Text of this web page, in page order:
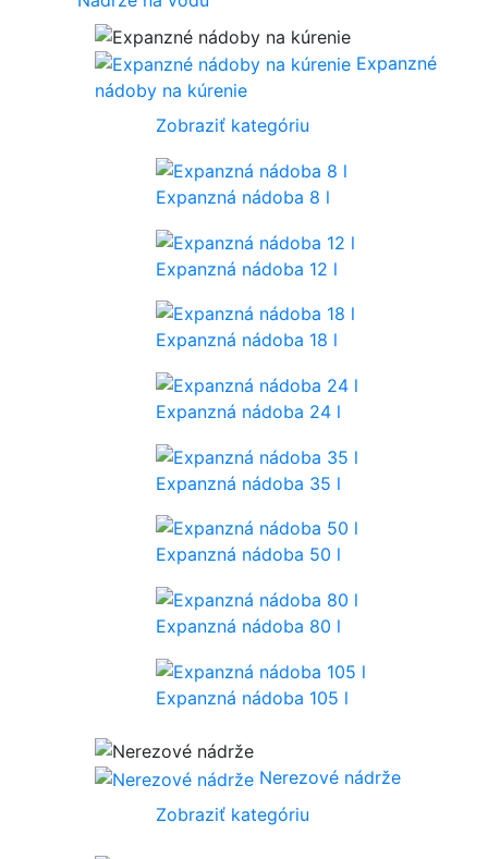
Expanzné
nádoby na kúrenie
Zobraziť kategóriu
Expanzná nádoba 8 l
Expanzná nádoba 12 l
Expanzná nádoba 18 l
Expanzná nádoba 24 l
Expanzná nádoba 35 l
Expanzná nádoba 50 l
Expanzná nádoba 80 l
Expanzná nádoba 105 l
Nerezové nádrže
Zobraziť kategóriu